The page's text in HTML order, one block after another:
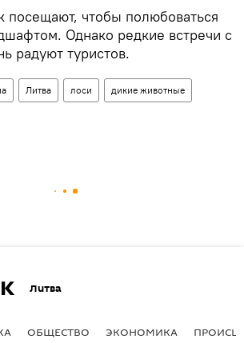
посещают, чтобы полюбоваться
Однако редкие встречи с
радуют туристов.
Литва лоси дикие животные
Литва
ОБЩЕСТВО ЭКОНОМИКА